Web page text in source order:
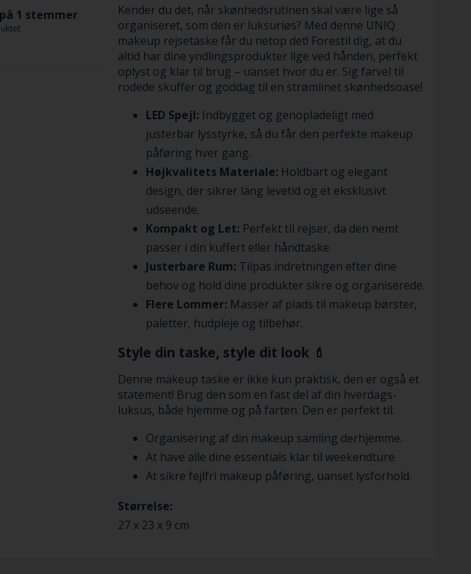
1 stemmer
Kender du det, når skønhedsrutinen skal være lige så
organiseret, som den er luksuriøs? Med denne UNIQ
makeup rejsetaske får du netop det! Forestil dig, at du
altid har dine yndlingsprodukter lige ved hånden, perfekt
oplyst og klar til brug – uanset hvor du er. Sig farvel til
rodede skuffer og goddag til en strømlinet skønhedsoase!
LED Spejl: Indbygget og genopladeligt med
justerbar lysstyrke, så du får den perfekte makeup
påføring hver gang.
Højkvalitets Materiale: Holdbart og elegant
design, der sikrer lang levetid og et eksklusivt
udseende.
Kompakt og Let: Perfekt til rejser, da den nemt
passer i din kuffert eller håndtaske.
Justerbare Rum: Tilpas indretningen efter dine
behov og hold dine produkter sikre og organiserede.
Flere Lommer: Masser af plads til makeup børster,
paletter, hudpleje og tilbehør.
Style din taske, style dit look 💄
Denne makeup taske er ikke kun praktisk, den er også et
statement! Brug den som en fast del af din hverdags-
luksus, både hjemme og på farten. Den er perfekt til:
Organisering af din makeup samling derhjemme.
At have alle dine essentials klar til weekendture.
At sikre fejlfri makeup påføring, uanset lysforhold.
Størrelse:
27 x 23 x 9 cm